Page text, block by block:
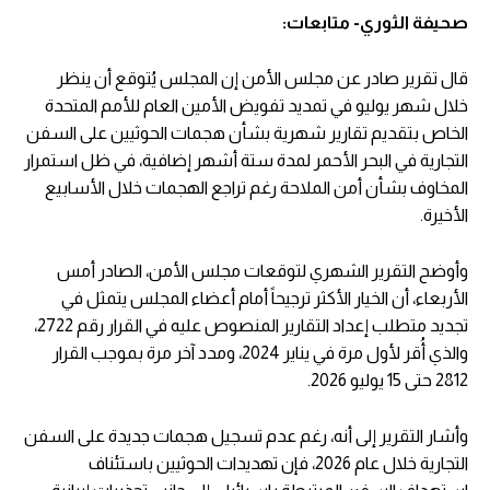
صحيفة الثوري- متابعات:
قال تقرير صادر عن مجلس الأمن إن المجلس يُتوقع أن ينظر
خلال شهر يوليو في تمديد تفويض الأمين العام للأمم المتحدة
الخاص بتقديم تقارير شهرية بشأن هجمات الحوثيين على السفن
التجارية في البحر الأحمر لمدة ستة أشهر إضافية، في ظل استمرار
المخاوف بشأن أمن الملاحة رغم تراجع الهجمات خلال الأسابيع
الأخيرة.
وأوضح التقرير الشهري لتوقعات مجلس الأمن، الصادر أمس
الأربعاء، أن الخيار الأكثر ترجيحاً أمام أعضاء المجلس يتمثل في
تجديد متطلب إعداد التقارير المنصوص عليه في القرار رقم 2722،
والذي أُقر لأول مرة في يناير 2024، ومدد آخر مرة بموجب القرار
2812 حتى 15 يوليو 2026.
وأشار التقرير إلى أنه، رغم عدم تسجيل هجمات جديدة على السفن
التجارية خلال عام 2026، فإن تهديدات الحوثيين باستئناف